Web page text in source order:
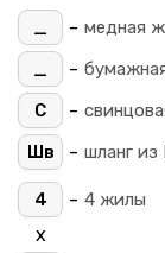
_ - медная
_
-
С
-
Шв
- шланг
4 - 4 жилы
х